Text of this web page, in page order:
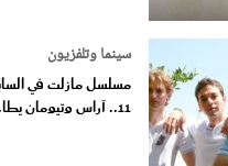
سينما وتلفزيون
مسلسل مازلت في
11.. آراس وتيومان يطا...